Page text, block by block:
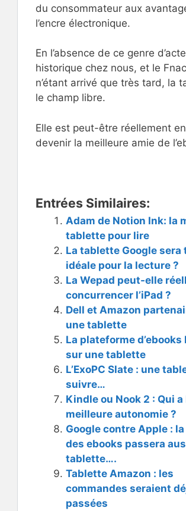
du consommateur aux
l’encre électronique.
En l’absence de ce genre
historique chez nous, et le
n’étant arrivé que très tard, la
le champ libre.
Elle est peut-être réellement
devenir la meilleure amie de
Entrées Similaires:
Adam de Notion Ink: la
tablette pour lire
La tablette Google sera
idéale pour la lecture ?
La Wepad peut-elle
concurrencer l’iPad ?
Dell et Amazon
une tablette
La plateforme d’ebooks
sur une tablette
L’ExoPC Slate : une
suivre…
Kindle ou Nook 2 : Qui a
meilleure autonomie ?
Google contre Apple :
des ebooks passera
tablette….
Tablette Amazon : les
commandes seraient
passées